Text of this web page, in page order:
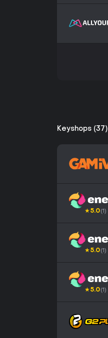
Keyshops (37)
★5.0(1)
★5.0(1)
★5.0(1)